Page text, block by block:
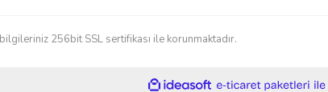
256bit SSL sertifikası ile korunmaktadır.
ideasoft e-